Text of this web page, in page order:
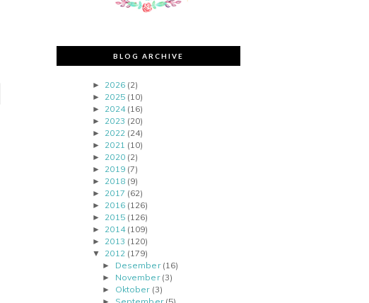
BLOG ARCHIVE
► 2026 (2)
► 2025 (10)
► 2024 (16)
► 2023 (20)
► 2022 (24)
► 2021 (10)
► 2020 (2)
► 2019 (7)
► 2018 (9)
► 2017 (62)
► 2016 (126)
► 2015 (126)
► 2014 (109)
► 2013 (120)
▼ 2012 (179)
► Desember (16)
► November (3)
► Oktober (3)